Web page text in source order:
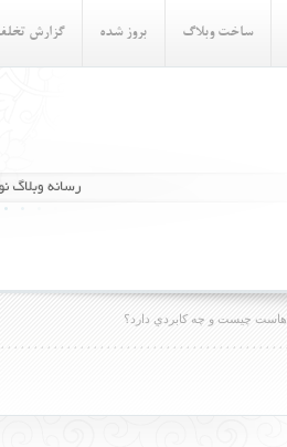
ساخت وبلاگ بروز شده گزارش
هاست چيست و چه كابردي دارد؟